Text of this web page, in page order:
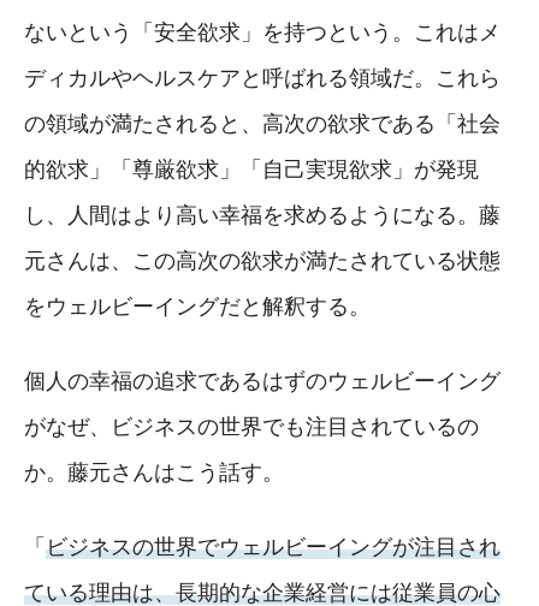
ないという「安全欲求」を持つという。これはメ
ディカルやヘルスケアと呼ばれる領域だ。これら
の領域が満たされると、高次の欲求である「社会
的欲求」「尊厳欲求」「自己実現欲求」が発現
し、人間はより高い幸福を求めるようになる。藤
元さんは、この高次の欲求が満たされている状態
をウェルビーイングだと解釈する。
個人の幸福の追求であるはずのウェルビーイング
がなぜ、ビジネスの世界でも注目されているの
か。藤元さんはこう話す。
「 ビジネスの世界でウェルビーイングが注目され
ている理由は、長期的な企業経営には従業員の心